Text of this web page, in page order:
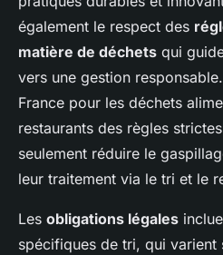
également le respect des
matière de déchets qui
vers une gestion
France pour les déchets
restaurants des règles
seulement réduire le
leur traitement via le tri et le
Les obligations légales
spécifiques de tri, qui varient